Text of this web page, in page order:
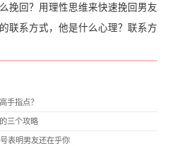
挽回？用理性思维来快速挽回男友
联系方式，他是什么心理？联系方
手指点？
三个攻略
表明男友还在乎你